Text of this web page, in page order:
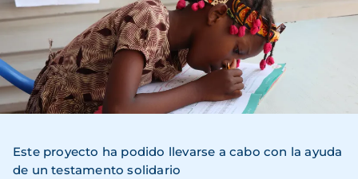
Este proyecto ha podido llevarse a cabo con la ayuda
de un testamento solidario